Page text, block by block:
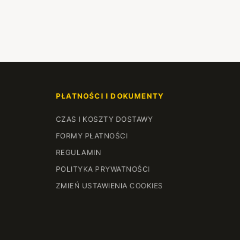
PŁATNOŚCI I DOKUMENTY
CZAS I KOSZTY DOSTAWY
FORMY PŁATNOŚCI
REGULAMIN
POLITYKA PRYWATNOŚCI
ZMIEŃ USTAWIENIA COOKIES